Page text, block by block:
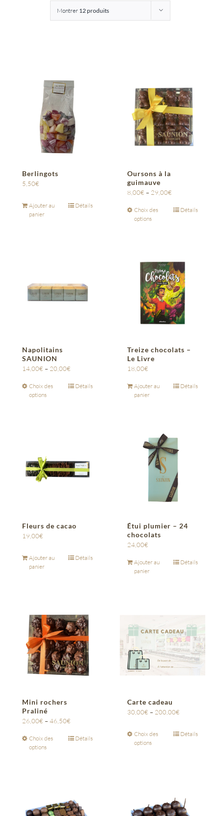
Montrer 12 produits
Berlingots
5,50€
Ajouter au
panier
Détails
Oursons à la
guimauve
8,00€ – 29,00€
Choix des
options
Détails
Napolitains
SAUNION
14,00€ – 20,00€
Choix des
options
Détails
Treize chocolats –
Le Livre
18,00€
Ajouter au
panier
Détails
Fleurs de cacao
19,00€
Ajouter au
panier
Détails
Étui plumier – 24
chocolats
24,00€
Ajouter au
panier
Détails
Mini rochers
Praliné
26,00€ – 46,50€
Choix des
options
Détails
Carte cadeau
30,00€ – 200,00€
Choix des
options
Détails